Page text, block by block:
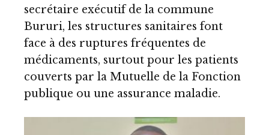
secrétaire exécutif de la commune
Bururi, les structures sanitaires font
face à des ruptures fréquentes de
médicaments, surtout pour les patients
couverts par la Mutuelle de la Fonction
publique ou une assurance maladie.